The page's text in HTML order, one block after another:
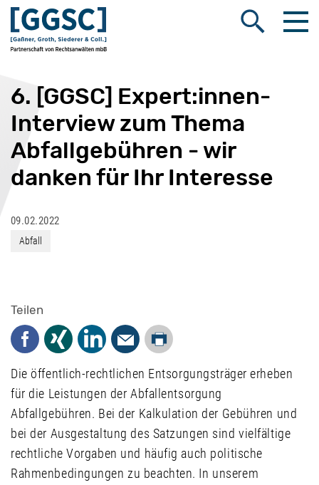
Suche öffnen
6. [GGSC] Expert:innen-
Interview zum Thema
Abfallgebühren - wir
danken für Ihr Interesse
09.02.2022
Abfall
Teilen
Facebook
Xing LinkedInMail
Drucken
Die öffentlich-rechtlichen Entsorgungsträger erheben
für die Leistungen der Abfallentsorgung
Abfallgebühren. Bei der Kalkulation der Gebühren und
bei der Ausgestaltung des Satzungen sind vielfältige
rechtliche Vorgaben und häufig auch politische
Rahmenbedingungen zu beachten. In unserem